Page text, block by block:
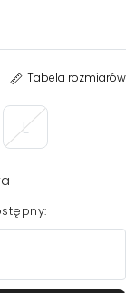
Tabela rozmiarów
L